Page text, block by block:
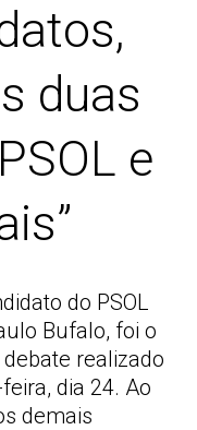
duas
e
do PSOL
Bufalo, foi o
realizado
dia 24. Ao
demais